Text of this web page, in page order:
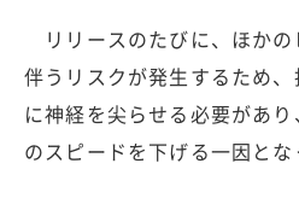
リリースのたびに、ほかの
伴うリスクが発生するため
に神経を尖らせる必要があ
のスピードを下げる一因とな